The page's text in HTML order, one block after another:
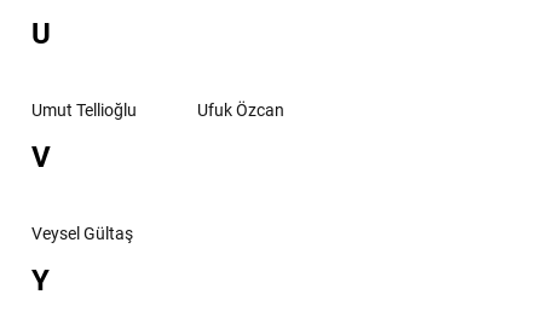
U
Umut Tellioğlu Ufuk Özcan
V
Veysel Gültaş
Y